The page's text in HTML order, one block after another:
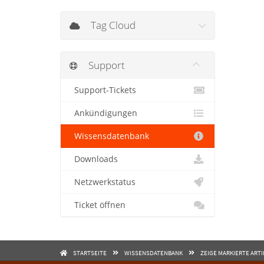
Tag Cloud
Support
Support-Tickets
Ankündigungen
Wissensdatenbank
Downloads
Netzwerkstatus
Ticket öffnen
STARTSEITE WISSENSDATENBANK ZEIGE MARKIERTE